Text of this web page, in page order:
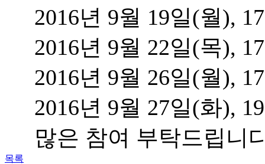
2016년 9월 19일(월),
2016년 9월 22일(목),
2016년 9월 26일(월),
2016년 9월 27일(화),
많은 참여 부탁드립니
목록